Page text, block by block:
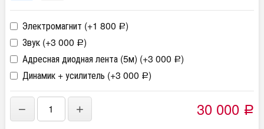
Электромагнит (+1 800 Р)
Звук (+3 000 Р)
Адресная диодная лента (5м) (+3 000 Р)
Динамик + усилитель (+3 000 Р)
− + 30 000 Р